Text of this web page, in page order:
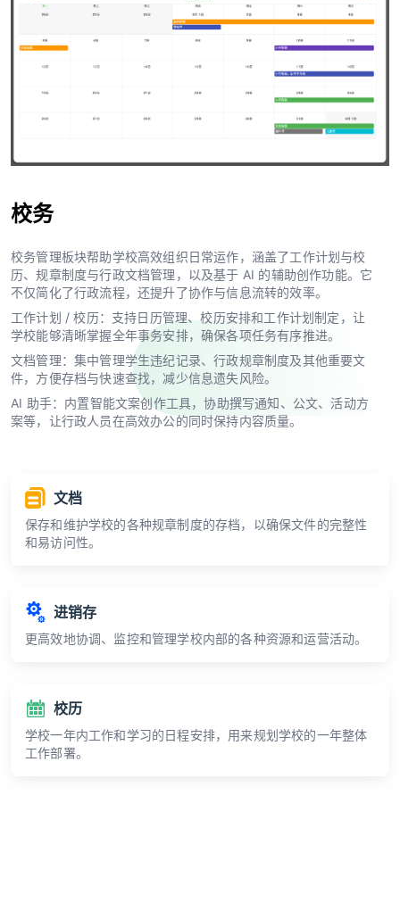
校务
校务管理板块帮助学校高效组织日常运作，涵盖了工作计划与校
历、规章制度与行政文档管理，以及基于 AI 的辅助创作功能。它
不仅简化了行政流程，还提升了协作与信息流转的效率。
工作计划 / 校历：支持日历管理、校历安排和工作计划制定，让
学校能够清晰掌握全年事务安排，确保各项任务有序推进。
文档管理：集中管理学生违纪记录、行政规章制度及其他重要文
件，方便存档与快速查找，减少信息遗失风险。
AI 助手：内置智能文案创作工具，协助撰写通知、公文、活动方
案等，让行政人员在高效办公的同时保持内容质量。
文档
保存和维护学校的各种规章制度的存档，以确保文件的完整性
和易访问性。
进销存
更高效地协调、监控和管理学校内部的各种资源和运营活动。
校历
学校一年内工作和学习的日程安排，用来规划学校的一年整体
工作部署。